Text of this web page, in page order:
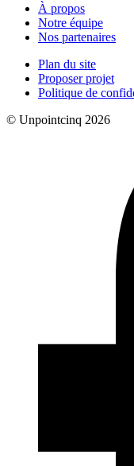
À propos
Notre équipe
Nos partenaires
Plan du site
Proposer projet
Politique de
© Unpointcinq 2026